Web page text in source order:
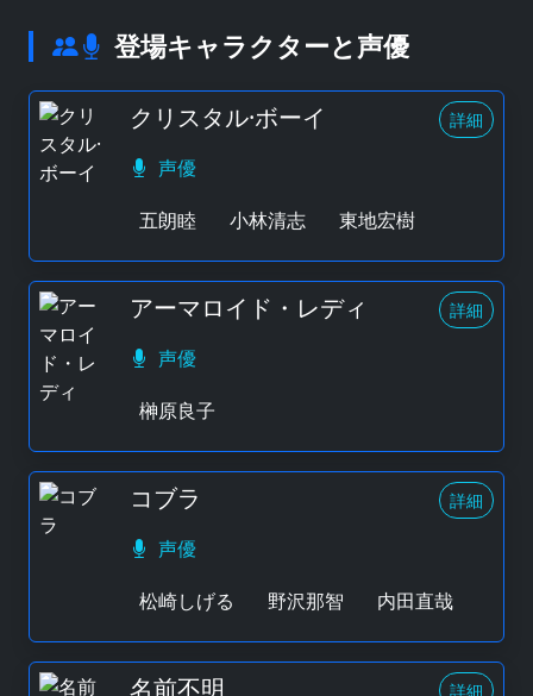
登場キャラクターと声優
クリスタル·ボーイ 詳細
声優
五朗睦
小林清志 東地宏樹
アーマロイド・レディ 詳細
声優
榊原良子
コブラ 詳細
声優
松崎しげる
野沢那智 内田直哉
名前不明 詳細